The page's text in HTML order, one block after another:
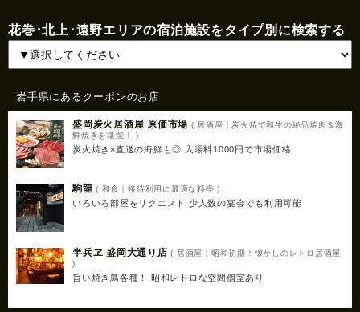
花巻･北上･遠野エリアの宿泊施設をタイプ別に検索する
岩手県にあるクーポンのお店
盛岡炭火居酒屋 原価市場 ( 居酒屋｜炭火焼で和牛の絶品焼肉＆海
鮮焼きを堪能！ )
炭火焼き×直送の海鮮も◎ 入場料1000円で市場価格
駒龍 ( 和食｜接待利用に最適な料亭 )
いろいろ部屋をリクエスト 少人数の宴会でも利用可能
半兵ヱ 盛岡大通り店 ( 居酒屋｜昭和初期！懐かしのレトロ居酒屋
)
旨い焼き鳥各種！ 昭和レトロな空間個室あり